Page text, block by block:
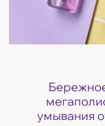
умывания